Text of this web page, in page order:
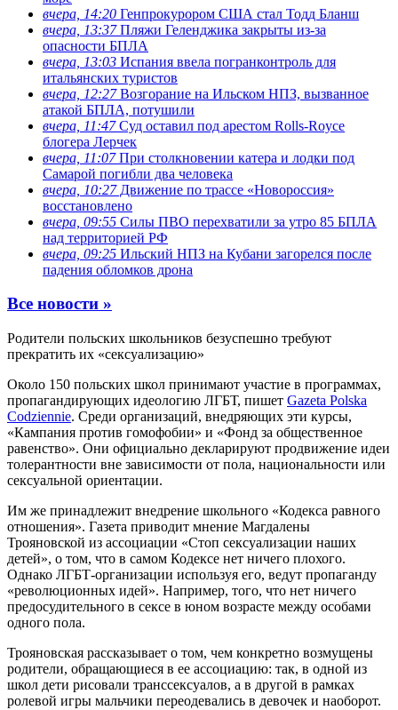
вчера, 14:20 Генпрокурором США стал Тодд Бланш
вчера, 13:37Пляжи Геленджика закрыты из-за
опасности БПЛА
вчера, 13:03 Испания ввела погранконтроль для
итальянских туристов
вчера, 12:27Возгорание на Ильском НПЗ, вызванное
атакой БПЛА, потушили
вчера, 11:47Суд оставил под арестом Rolls-Royce
блогера Лерчек
вчера, 11:07При столкновении катера и лодки под
Самарой погибли два человека
вчера, 10:27Движение по трассе «Новороссия»
восстановлено
вчера, 09:55 Силы ПВО перехватили за утро 85 БПЛА
над территорией РФ
вчера, 09:25 Ильский НПЗ на Кубани загорелся после
падения обломков дрона
Все новости »
Родители польских школьников безуспешно требуют
прекратить их «сексуализацию»
Около 150 польских школ принимают участие в программах,
пропагандирующих идеологию ЛГБТ, пишет Gazeta Polska
Codziennie. Среди организаций, внедряющих эти курсы,
«Кампания против гомофобии» и «Фонд за общественное
равенство». Они официально декларируют продвижение идеи
толерантности вне зависимости от пола, национальности или
сексуальной ориентации.
Им же принадлежит внедрение школьного «Кодекса равного
отношения». Газета приводит мнение Магдалены
Трояновской из ассоциации «Стоп сексуализации наших
детей», о том, что в самом Кодексе нет ничего плохого.
Однако ЛГБТ-организации используя его, ведут пропаганду
«революционных идей». Например, того, что нет ничего
предосудительного в сексе в юном возрасте между особами
одного пола.
Трояновская рассказывает о том, чем конкретно возмущены
родители, обращающиеся в ее ассоциацию: так, в одной из
школ дети рисовали транссексуалов, а в другой в рамках
ролевой игры мальчики переодевались в девочек и наоборот.